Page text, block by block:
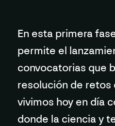
En esta primera
permite el
convocatorias que
resolución de retos
vivimos hoy en día
donde la ciencia y